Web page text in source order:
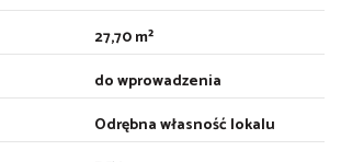
27,70 m²
do wprowadzenia
Odrębna własność lokalu